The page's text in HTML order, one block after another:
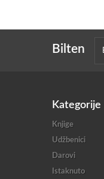
Bilten
Kategorije
Knjige
Udžbenici
Darovi
Istaknuto